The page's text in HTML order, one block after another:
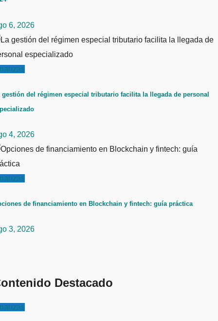
6, 2026
gestión del régimen especial tributario facilita la llegada de personal
4, 2026
de financiamiento en Blockchain y fintech: guía práctica
3, 2026
Destacado